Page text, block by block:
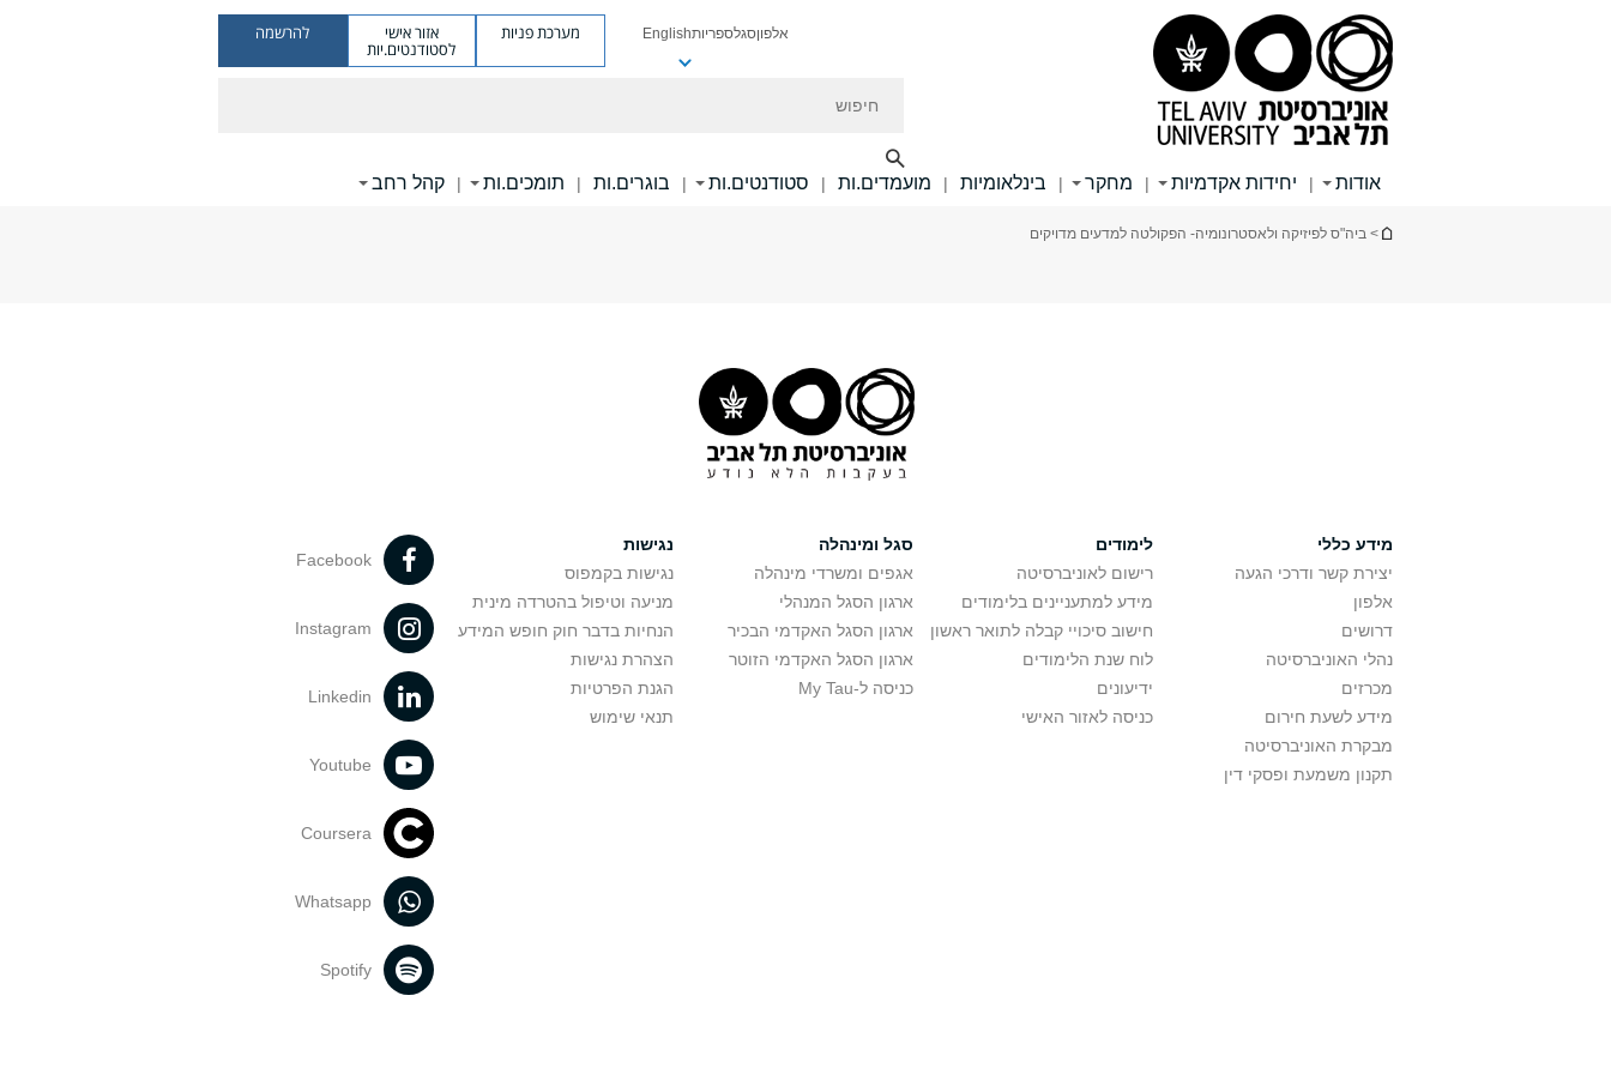
אלפוןסגלספריותEnglish מערכת פניות אזור אישי
לסטודנטים.יות
להרשמה
אודות | יחידות אקדמיות | מחקר | בינלאומיות | מועמדים.ות | סטודנטים.ות | בוגרים.ות | תומכים.ות | קהל רחב
הינך נמצא כאן
> ביה"ס לפיזיקה ולאסטרונומיה- הפקולטה למדעים מדויקים
מידע כללי
יצירת קשר ודרכי הגעה
אלפון
דרושים
נהלי האוניברסיטה
מכרזים
מידע לשעת חירום
מבקרת האוניברסיטה
תקנון משמעת ופסקי דין
לימודים
רישום לאוניברסיטה
מידע למתעניינים בלימודים
חישוב סיכויי קבלה לתואר ראשון
לוח שנת הלימודים
ידיעונים
כניסה לאזור האישי
סגל ומינהלה
אגפים ומשרדי מינהלה
ארגון הסגל המנהלי
ארגון הסגל האקדמי הבכיר
ארגון הסגל האקדמי הזוטר
כניסה ל-My Tau
נגישות
נגישות בקמפוס
מניעה וטיפול בהטרדה מינית
הנחיות בדבר חוק חופש המידע
הצהרת נגישות
הגנת הפרטיות
תנאי שימוש
Facebook
Instagram
Linkedin
Youtube
Coursera
Whatsapp
Spotify